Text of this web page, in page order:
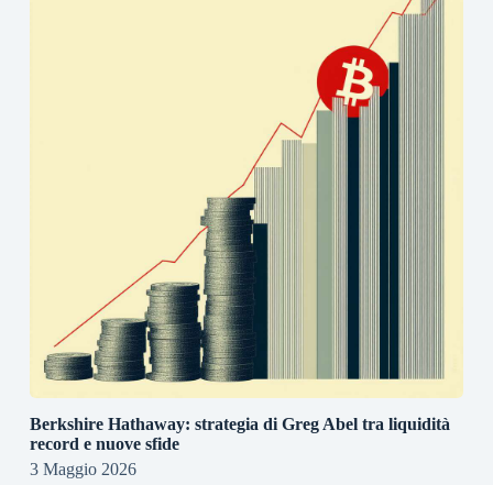
Berkshire Hathaway: strategia di Greg Abel tra liquidità
record e nuove sfide
3 Maggio 2026